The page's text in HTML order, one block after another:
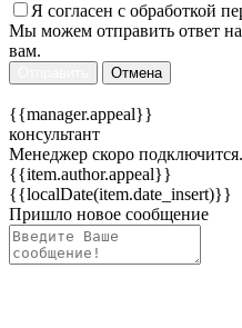
Я согласен c обработкой
Мы можем отправить ответ
вам.
Отмена
{{manager.appeal}}
консультант
Менеджер скоро
{{item.author.appeal}}
{{localDate(item.date_insert)}}
Пришло новое сообщение